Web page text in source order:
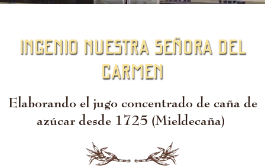
Ingenio Nuestra Señora del
Carmen
Elaborando el jugo concentrado de caña de
azúcar desde 1725 (Mieldecaña)